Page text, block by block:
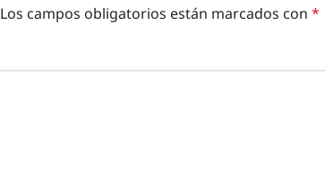
Los campos obligatorios están marcados con *